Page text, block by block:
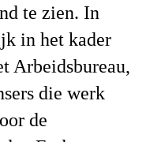
te zien. In
in het kader
Arbeidsbureau,
die werk
de